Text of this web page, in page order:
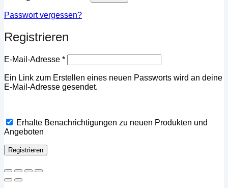
Passwort vergessen?
Registrieren
E-Mail-Adresse *Erforderlich
Ein Link zum Erstellen eines neuen Passworts wird an deine
E-Mail-Adresse gesendet.
Erhalte Benachrichtigungen zu neuen Produkten und
Angeboten
Registrieren